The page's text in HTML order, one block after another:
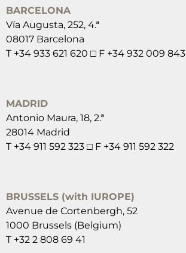
BARCELONA
Vía Augusta, 252, 4.ª
08017 Barcelona
T +34 933 621 620 □ F +34 932 009 843
MADRID
Antonio Maura, 18, 2.ª
28014 Madrid
T +34 911 592 323 □ F +34 911 592 322
BRUSSELS (with IUROPE)
Avenue de Cortenbergh, 52
1000 Brussels (Belgium)
T +32 2 808 69 41